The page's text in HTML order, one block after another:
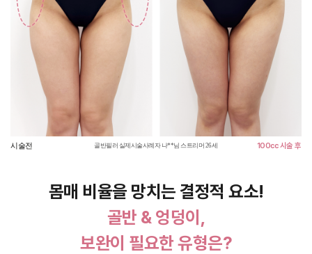
시술전 골반필러 실제시술사례자 나**님 스트리머 26세 100cc 시술 후
몸매 비율을 망치는 결정적 요소!
골반 & 엉덩이,
보완이 필요한 유형은?